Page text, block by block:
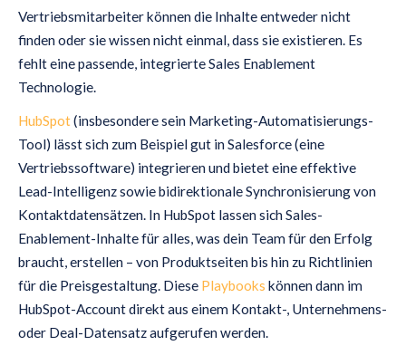
Vertriebsmitarbeiter können die Inhalte entweder nicht
finden oder sie wissen nicht einmal, dass sie existieren. Es
fehlt eine passende, integrierte Sales Enablement
Technologie.
HubSpot(insbesondere sein Marketing-Automatisierungs-
Tool) lässt sich zum Beispiel gut in Salesforce (eine
Vertriebssoftware) integrieren und bietet eine effektive
Lead-Intelligenz sowie bidirektionale Synchronisierung von
Kontaktdatensätzen. In HubSpot lassen sich Sales-
Enablement-Inhalte für alles, was dein Team für den Erfolg
braucht, erstellen – von Produktseiten bis hin zu Richtlinien
für die Preisgestaltung. Diese Playbooks können dann im
HubSpot-Account direkt aus einem Kontakt-, Unternehmens-
oder Deal-Datensatz aufgerufen werden.